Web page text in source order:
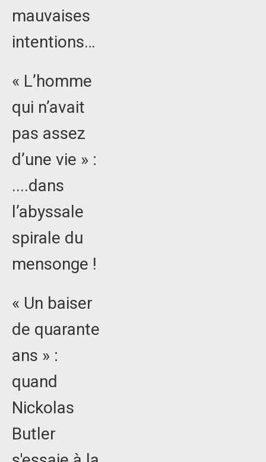
mauvaises
intentions…
« L’homme
qui n’avait
pas assez
d’une vie » :
....dans
l’abyssale
spirale du
mensonge !
« Un baiser
de quarante
ans » :
quand
Nickolas
Butler